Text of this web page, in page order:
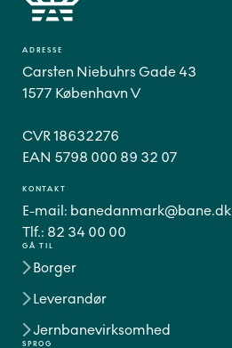
GÅ TIL
Borger
Leverandør
Jernbanevirksomhed
SPROG
ADRESSE
Carsten Niebuhrs Gade 43
1577 København V
CVR 18632276
EAN 5798 000 89 32 07
KONTAKT
E-mail: banedanmark@bane.dk
Tlf.: 82 34 00 00